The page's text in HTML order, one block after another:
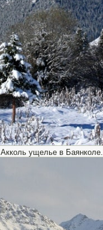
Акколь ущелье в Баянколе.